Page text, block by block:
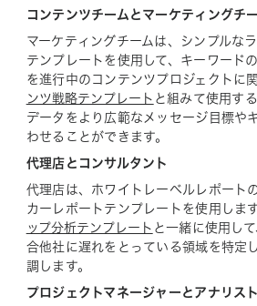
コンテンツチームとマーケティングチ
マーケティングチームは、シンプルな
テンプレートを使用して、キーワード
を進行中のコンテンツプロジェクトに
ンツ戦略テンプレート と組みて使用す
データをより広範なメッセージ目標や
わせることができます。
代理店とコンサルタント
代理店は、ホワイトレーベルレポート
カーレポートテンプレートを使用しま
ップ分析テンプレート と一緒に使用し
合他社に遅れをとっている領域を特定
調します。
プロジェクトマネージャーとアナリスト